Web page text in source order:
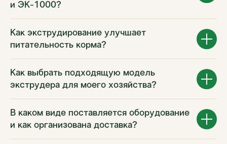
и ЭК-1000?
Как экструдирование улучшает
питательность корма?
Как выбрать подходящую модель
экструдера для моего хозяйства?
В каком виде поставляется оборудование
и как организована доставка?